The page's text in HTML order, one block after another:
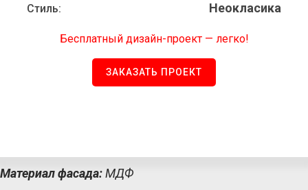
Стиль: Неокласика
Бесплатный дизайн-проект — легко!
ЗАКАЗАТЬ ПРОЕКТ
Материал фасада:МДФ